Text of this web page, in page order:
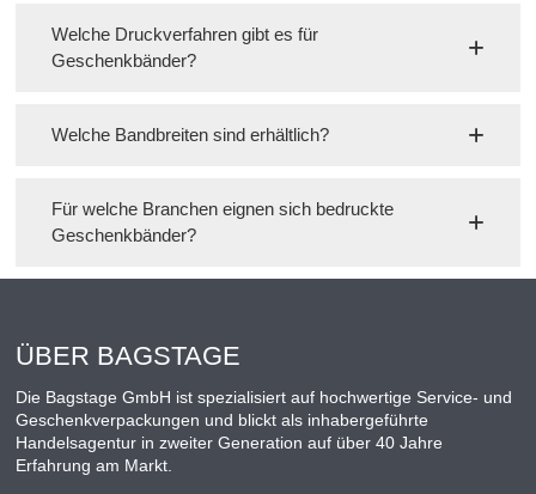
Welche Druckverfahren gibt es für
Geschenkbänder?
Welche Bandbreiten sind erhältlich?
Für welche Branchen eignen sich bedruckte
Geschenkbänder?
ÜBER BAGSTAGE
Die Bagstage GmbH ist spezialisiert auf hochwertige Service- und
Geschenkverpackungen und blickt als inhabergeführte
Handelsagentur in zweiter Generation auf über 40 Jahre
Erfahrung am Markt.